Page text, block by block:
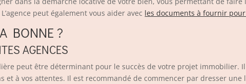
peut également vous aider avec les documents à fournir
BONNE ?
AGENCES
peut être déterminant pour le succès de votre projet immobilier.
et à vos attentes. Il est recommandé de commencer par dresser